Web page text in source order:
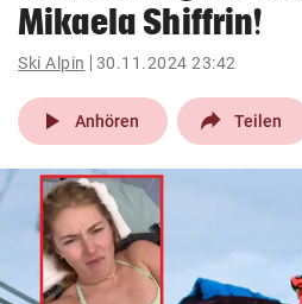
account_circle Anmelden
pin_drop
Wien
bookmark
search
Suchbegriff
eingeben
Mikaela Shiffrin!
Ski Alpin 30.11.2024 23:42
play_arrow Anhören Teilen